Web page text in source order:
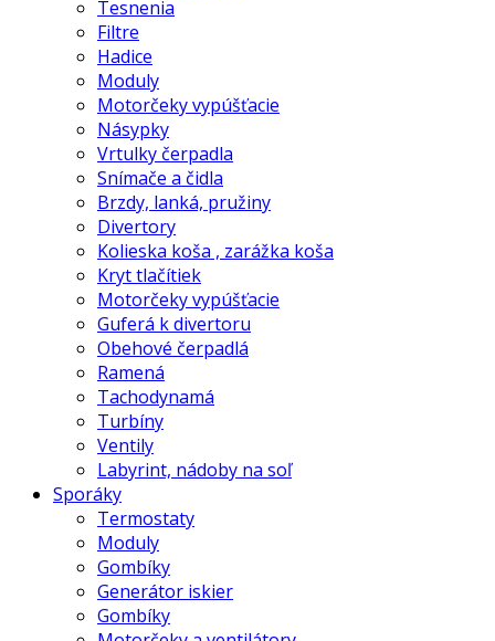
Tesnenia
Filtre
Hadice
Moduly
Motorčeky vypúšťacie
Násypky
Vrtulky čerpadla
Snímače a čidla
Brzdy, lanká, pružiny
Divertory
Kolieska koša , zarážka koša
Kryt tlačítiek
Motorčeky vypúšťacie
Guferá k divertoru
Obehové čerpadlá
Ramená
Tachodynamá
Turbíny
Ventily
Labyrint, nádoby na soľ
Sporáky
Termostaty
Moduly
Gombíky
Generátor iskier
Gombíky